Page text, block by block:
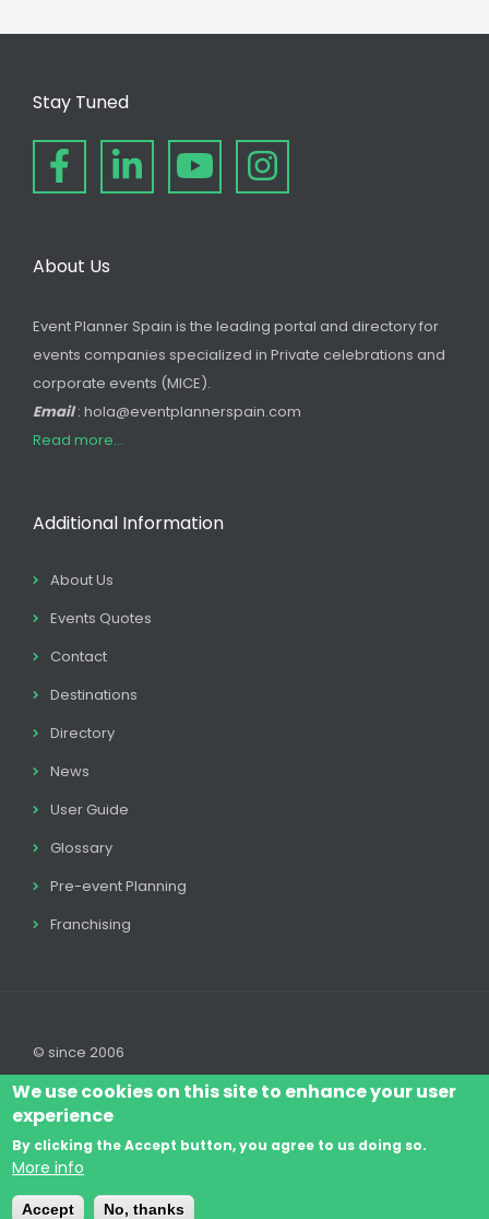
Stay Tuned
About Us
Event Planner Spain is the leading portal and directory for
events companies specialized in Private celebrations and
corporate events (MICE).
Email: hola@eventplannerspain.com
Read more...
Additional Information
About Us
Events Quotes
Contact
Destinations
Directory
News
User Guide
Glossary
Pre-event Planning
Franchising
© since 2006
Footer
Log In Legal disclaimer Legal
Cookie Policy
We use cookies on this site to enhance your user
experience
By clicking the Accept button, you agree to us doing so.
More info
Accept No, thanks